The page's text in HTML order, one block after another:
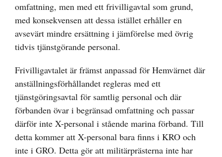
omfattning, men med ett frivilligavtal som grund,
med konsekvensen att dessa istället erhåller en
avsevärt mindre ersättning i jämförelse med övrig
tidvis tjänstgörande personal.
Frivilligavtalet är främst anpassad för Hemvärnet där
anställningsförhållandet regleras med ett
tjänstgöringsavtal för samtlig personal och där
förbanden övar i begränsad omfattning och passar
därför inte X-personal i stående marina förband. Till
detta kommer att X-personal bara finns i KRO och
inte i GRO. Detta gör att militärprästerna inte har